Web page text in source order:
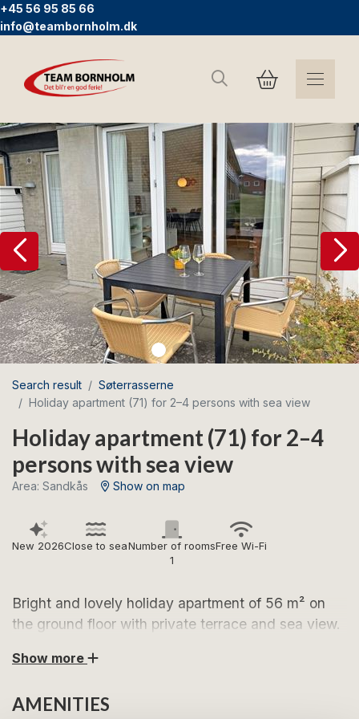
+45 56 95 85 66
info@teambornholm.dk
Search
Search result
Søterrasserne
Holiday apartment (71) for 2–4 persons with sea view
Holiday apartment (71) for 2–4
persons with sea view
Area: Sandkås Show on map
New 2026Close to seaNumber of rooms
1
Free Wi-Fi
Bright and lovely holiday apartment of 56 m² on
the ground floor with private terrace and sea view.
Look forward to wonderful holiday days in this inviting
a few steps from the beach and within easy reach of
Show more
AMENITIES